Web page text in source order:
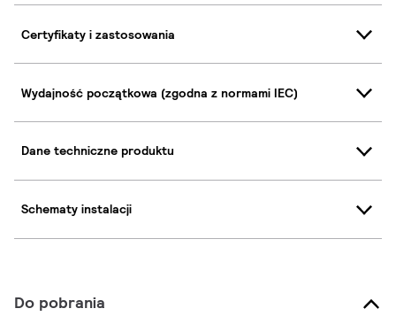
Certyfikaty i zastosowania
Wydajność początkowa (zgodna z normami IEC)
Dane techniczne produktu
Schematy instalacji
Do pobrania